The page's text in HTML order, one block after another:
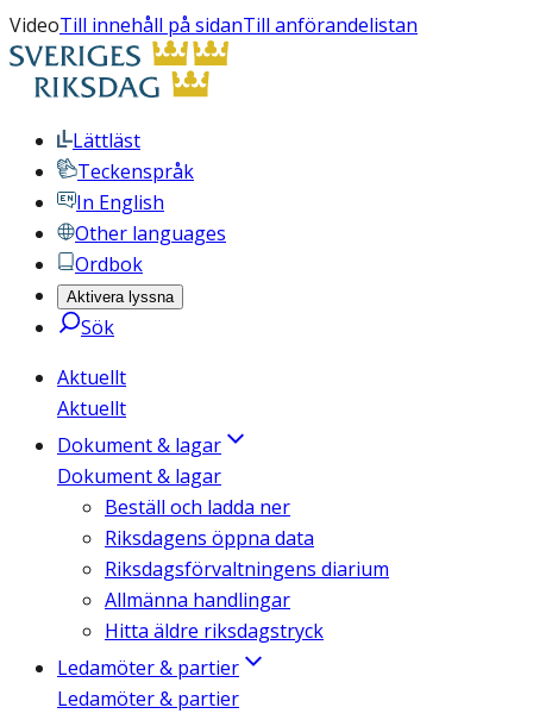
VideoTill innehåll på sidanTill anförandelistan
Lättläst
Teckenspråk
In English
Other languages
Ordbok
Aktivera lyssna
Sök
Aktuellt
Aktuellt
Dokument & lagar
Dokument & lagar
Beställ och ladda ner
Riksdagens öppna data
Riksdagsförvaltningens diarium
Allmänna handlingar
Hitta äldre riksdagstryck
Ledamöter & partier
Ledamöter & partier